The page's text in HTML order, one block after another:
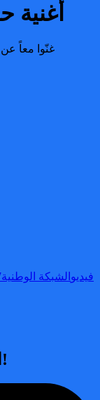
أغنية
غنّوا معاً
فيديو الشبكة الوطنية7:
احصل على التطبيق اليوم مجاناً!